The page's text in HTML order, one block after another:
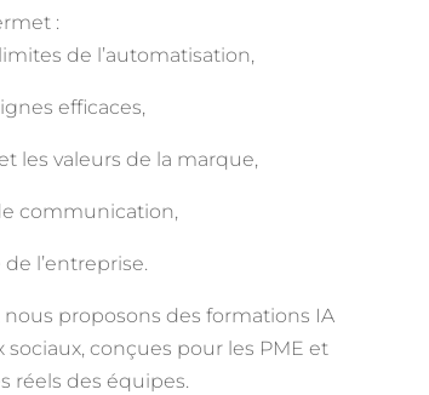
:
de l’automatisation,
efficaces,
les valeurs de la marque,
communication,
l’entreprise.
proposons des formations IA
sociaux, conçues pour les PME et
réels des équipes.